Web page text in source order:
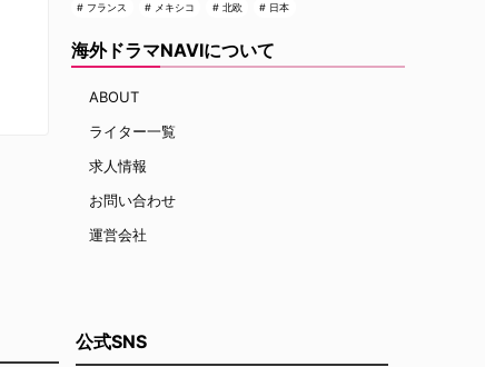
フランス メキシコ 北欧 日本
海外ドラマNAVIについて
ABOUT
ライター一覧
求人情報
お問い合わせ
運営会社
公式SNS